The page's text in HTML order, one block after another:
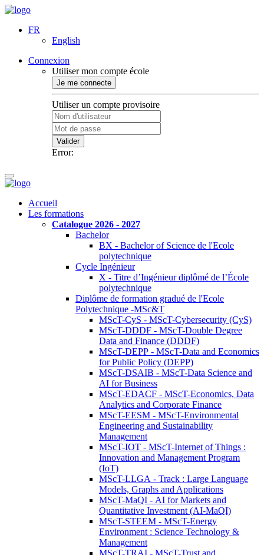
FR
English
Connexion
Utiliser mon compte école
Je me connecte
Utiliser un compte provisoire
Valider
Error:
Accueil
Les formations
Catalogue 2026 - 2027
Bachelor
BX - Bachelor of Science de l'Ecole
polytechnique
Cycle Ingénieur
X - Titre d’Ingénieur diplômé de l’École
polytechnique
Diplôme de formation gradué de l'Ecole
Polytechnique -MSc&T
MScT-CyS - MScT-Cybersecurity (CyS)
MScT-DDDF - MScT-Double Degree
Data and Finance (DDDF)
MScT-DEPP - MScT-Data and Economics
for Public Policy (DEPP)
MScT-DSAIB - MScT-Data Science and
AI for Business
MScT-EDACF - MScT-Economics, Data
Analytics and Corporate Finance
MScT-EESM - MScT-Environmental
Engineering and Sustainability
Management
MScT-IOT - MScT-Internet of Things :
Innovation and Management Program
(IoT)
MScT-LLGA - Track : Large Language
Models, Graphs and Applications
MScT-MaQI - AI for Markets and
Quantitative Investment (AI-MaQI)
MScT-STEEM - MScT-Energy
Environment : Science Technology &
Management
MScT-TRAI - MScT-Trust and